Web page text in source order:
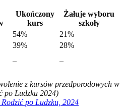
Ukończony
kurs
Żałuje wyboru
szkoły
54%
21%
39%
28%
– –
z kursów przedporodowych w
po Ludzku 2024)
po Ludzku, 2024